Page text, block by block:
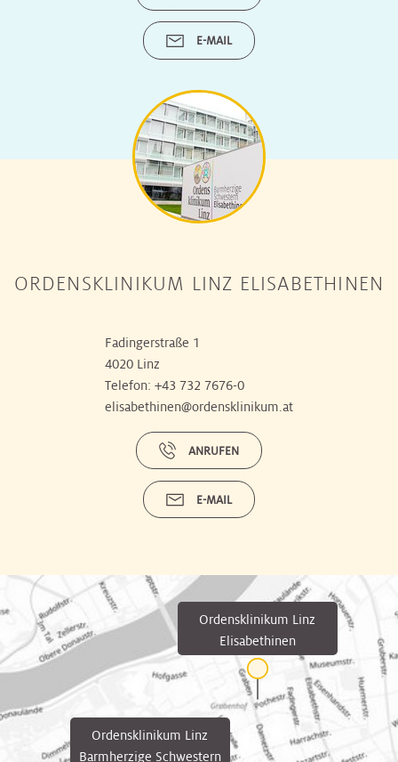
E-MAIL
ORDENSKLINIKUM LINZ ELISABETHINEN
Fadingerstraße 1
4020 Linz
Telefon: +43 732 7676-0
elisabethinen@ordensklinikum.at
ANRUFEN
E-MAIL
Ordensklinikum Linz
Barmherzige Schwestern
Ordensklinikum Linz
Elisabethinen